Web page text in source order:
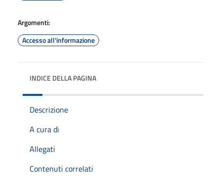
Argomenti:
Accesso all'informazione
INDICE DELLA PAGINA
Descrizione
A cura di
Allegati
Contenuti correlati